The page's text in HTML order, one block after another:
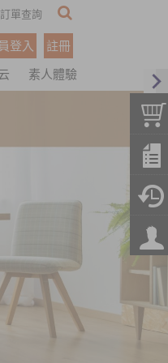
訂單查詢
登入
註冊
素人體驗